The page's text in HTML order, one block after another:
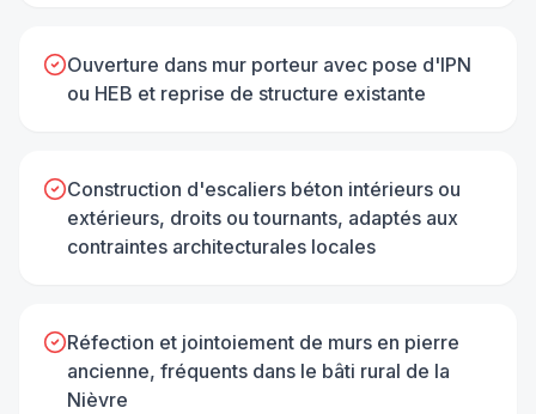
Ouverture dans mur porteur avec pose d'IPN
ou HEB et reprise de structure existante
Construction d'escaliers béton intérieurs ou
extérieurs, droits ou tournants, adaptés aux
contraintes architecturales locales
Réfection et jointoiement de murs en pierre
ancienne, fréquents dans le bâti rural de la
Nièvre